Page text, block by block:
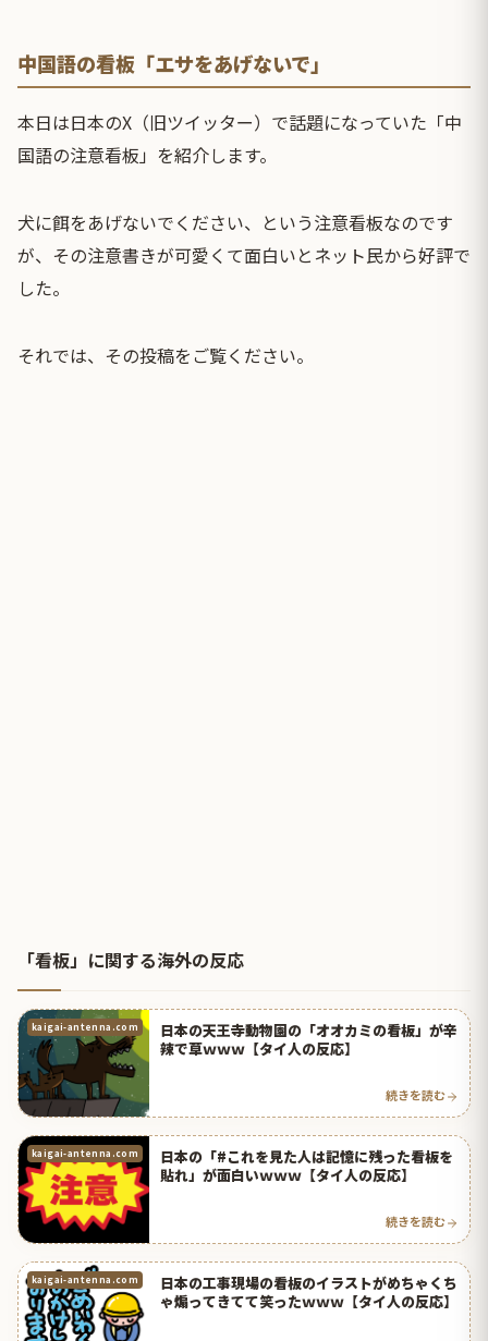
中国語の看板「エサをあげないで」
本日は日本のX（旧ツイッター）で話題になっていた「中
国語の注意看板」を紹介します。
犬に餌をあげないでください、という注意看板なのです
が、その注意書きが可愛くて面白いとネット民から好評で
した。
それでは、その投稿をご覧ください。
「看板」に関する海外の反応
kaigai-antenna.com
日本の天王寺動物園の「オオカミの看板」が辛
辣で草ｗｗｗ【タイ人の反応】
続きを読む
kaigai-antenna.com
日本の「#これを見た人は記憶に残った看板を
貼れ」が面白いｗｗｗ【タイ人の反応】
続きを読む
kaigai-antenna.com
日本の工事現場の看板のイラストがめちゃくち
ゃ煽ってきてて笑ったｗｗｗ【タイ人の反応】